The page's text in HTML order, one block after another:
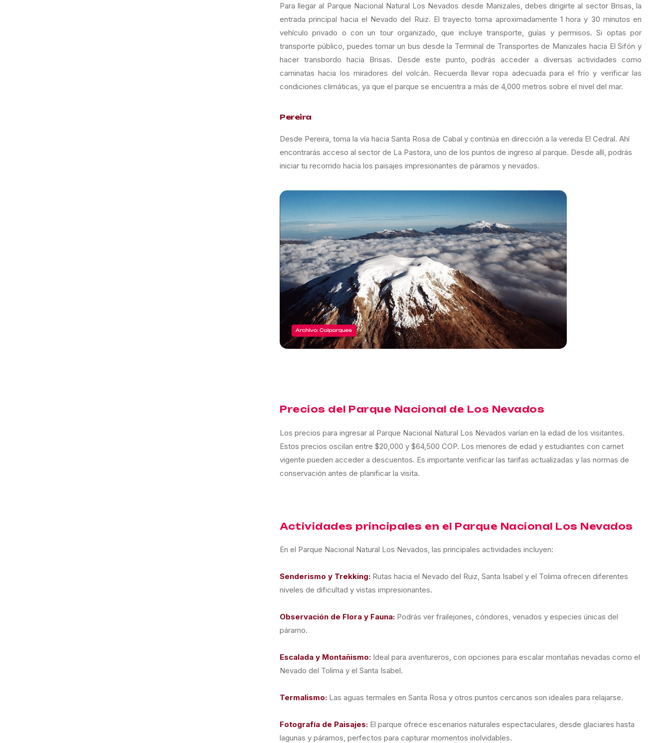
Para llegar al Parque Nacional Natural Los Nevados desde Manizales, debes dirigirte al sector Brisas, la
entrada principal hacia el Nevado del Ruiz. El trayecto toma aproximadamente 1 hora y 30 minutos en
vehículo privado o con un tour organizado, que incluye transporte, guías y permisos. Si optas por
transporte público, puedes tomar un bus desde la Terminal de Transportes de Manizales hacia El Sifón y
hacer transbordo hacia Brisas. Desde este punto, podrás acceder a diversas actividades como
caminatas hacia los miradores del volcán. Recuerda llevar ropa adecuada para el frío y verificar las
condiciones climáticas, ya que el parque se encuentra a más de 4,000 metros sobre el nivel del mar.
Pereira
Desde Pereira, toma la vía hacia Santa Rosa de Cabal y continúa en dirección a la vereda El Cedral. Ahí
encontrarás acceso al sector de La Pastora, uno de los puntos de ingreso al parque. Desde allí, podrás
iniciar tu recorrido hacia los paisajes impresionantes de páramos y nevados.
Precios del Parque Nacional de Los Nevados
Los precios para ingresar al Parque Nacional Natural Los Nevados varían en la edad de los visitantes.
Estos precios oscilan entre $20,000 y $64,500 COP. Los menores de edad y estudiantes con carnet
vigente pueden acceder a descuentos. Es importante verificar las tarifas actualizadas y las normas de
conservación antes de planificar la visita.
Actividades principales en el Parque Nacional Los Nevados
En el Parque Nacional Natural Los Nevados, las principales actividades incluyen:
Senderismo y Trekking: Rutas hacia el Nevado del Ruiz, Santa Isabel y el Tolima ofrecen diferentes
niveles de dificultad y vistas impresionantes.
Observación de Flora y Fauna: Podrás ver frailejones, cóndores, venados y especies únicas del
páramo.
Escalada y Montañismo: Ideal para aventureros, con opciones para escalar montañas nevadas como el
Nevado del Tolima y el Santa Isabel.
Termalismo: Las aguas termales en Santa Rosa y otros puntos cercanos son ideales para relajarse.
Fotografía de Paisajes: El parque ofrece escenarios naturales espectaculares, desde glaciares hasta
lagunas y páramos, perfectos para capturar momentos inolvidables.